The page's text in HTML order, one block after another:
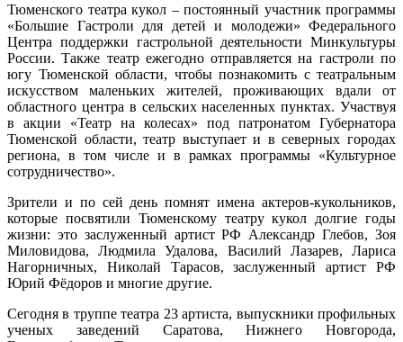
Тюменского театра кукол – постоянный участник программы
«Большие Гастроли для детей и молодежи» Федерального
Центра поддержки гастрольной деятельности Минкультуры
России. Также театр ежегодно отправляется на гастроли по
югу Тюменской области, чтобы познакомить с театральным
искусством маленьких жителей, проживающих вдали от
областного центра в сельских населенных пунктах. Участвуя
в акции «Театр на колесах» под патронатом Губернатора
Тюменской области, театр выступает и в северных городах
региона, в том числе и в рамках программы «Культурное
сотрудничество».
Зрители и по сей день помнят имена актеров-кукольников,
которые посвятили Тюменскому театру кукол долгие годы
жизни: это заслуженный артист РФ Александр Глебов, Зоя
Миловидова, Людмила Удалова, Василий Лазарев, Лариса
Нагорничных, Николай Тарасов, заслуженный артист РФ
Юрий Фёдоров и многие другие.
Сегодня в труппе театра 23 артиста, выпускники профильных
ученых заведений Саратова, Нижнего Новгорода,